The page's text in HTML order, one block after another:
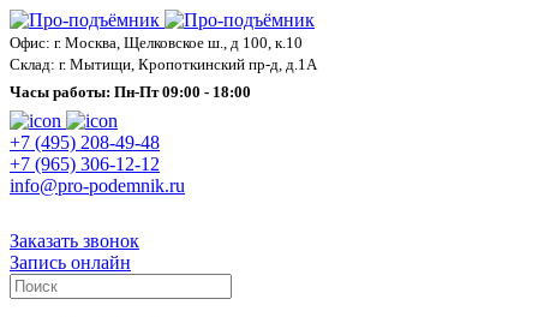
Офис: г. Москва, Щелковское ш., д 100, к.10
Склад: г. Мытищи, Кропоткинский пр-д, д.1А
Часы работы: Пн-Пт 09:00 - 18:00
+7 (495) 208-49-48
+7 (965) 306-12-12
info@pro-podemnik.ru
Заказать звонок
Запись онлайн